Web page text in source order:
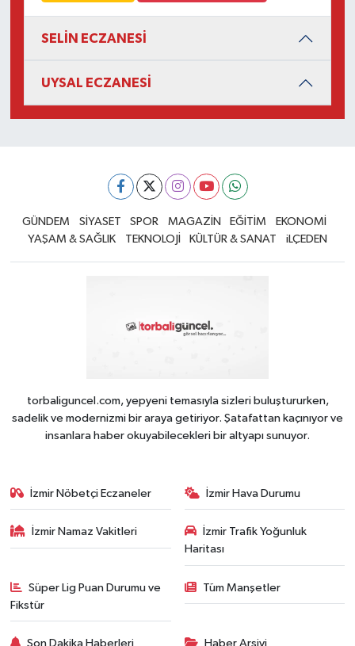
SELİN ECZANESİ
UYSAL ECZANESİ
GÜNDEM SİYASET SPOR MAGAZİN EĞİTİM
EKONOMİ
YAŞAM & SAĞLIK
TEKNOLOJİ KÜLTÜR & SANAT iLÇEDEN
torbaliguncel.com, yepyeni temasıyla sizleri buluştururken,
sadelik ve modernizmi bir araya getiriyor. Şatafattan kaçınıyor ve
insanlara haber okuyabilecekleri bir altyapı sunuyor.
İzmir Nöbetçi Eczaneler İzmir Hava Durumu
İzmir Namaz Vakitleri
İzmir Trafik Yoğunluk
Haritası
Süper Lig Puan Durumu ve
Fikstür
Tüm Manşetler
Son Dakika Haberleri Haber Arşivi